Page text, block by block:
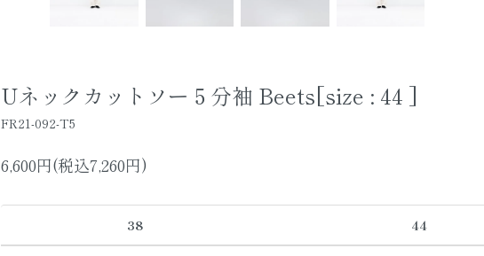
Uネックカットソー５分袖 Beets[size : 44 ]
FR21-092-T5
6,600円(税込7,260円)
38 44